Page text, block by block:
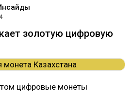
золотую цифровую
цифровые монеты